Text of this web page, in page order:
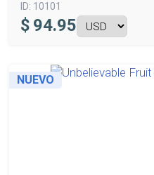
ID: 10101
$ 94.95
NUEVO